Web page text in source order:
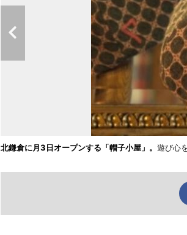
北鎌倉に月3日オープンする「帽子小屋」。 遊び心